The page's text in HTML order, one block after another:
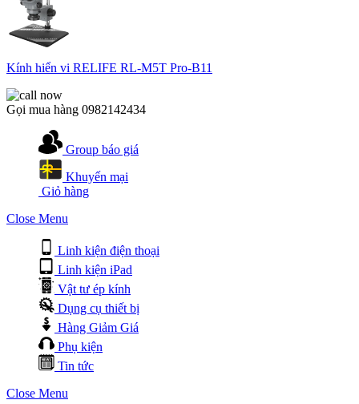
Kính hiển vi RELIFE RL-M5T Pro-B11
Gọi mua hàng 0982142434
Group báo giá
Khuyến mại
Giỏ hàng
Close Menu
Linh kiện điện thoại
Linh kiện iPad
Vật tư ép kính
Dụng cụ thiết bị
Hàng Giảm Giá
Phụ kiện
Tin tức
Close Menu